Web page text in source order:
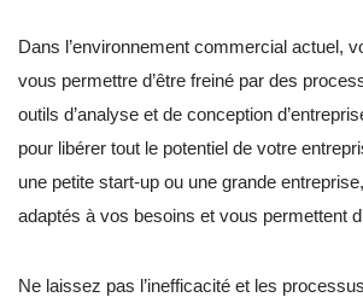
Dans l’environnement commercial actuel,
vous permettre d’être freiné par des
outils d’analyse et de conception
pour libérer tout le potentiel de votre
une petite start-up ou une grande
adaptés à vos besoins et vous permettent
Ne laissez pas l’inefficacité et les